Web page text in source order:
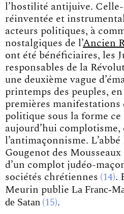
l’hostilité antijuive.
réinventée et
acteurs politiques, à
nostalgiques de l’Ancien
ont été bénéficiaires, les
responsables de la
une deuxième vague
printemps des peuples,
premières manifestations
politique sous la forme ce
aujourd’hui
l’antimaçonnisme.
Gougenot des
d’un complot judéo-
sociétés chrétiennes 14 .
Meurin publie La Franc-
de Satan 15 .